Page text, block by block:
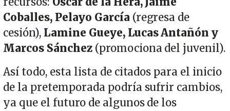
Coballes, Pelayo García (regresa de
cesión), Lamine Gueye, Lucas Antañón y
Marcos Sánchez (promociona del juvenil).
Así todo, esta lista de citados para el inicio
de la pretemporada podría sufrir cambios,
ya que el futuro de algunos de los